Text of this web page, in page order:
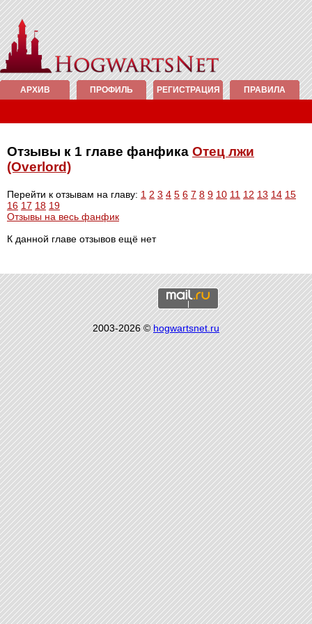
АРХИВ ПРОФИЛЬ РЕГИСТРАЦИЯ ПРАВИЛА
Отзывы к 1 главе фанфика Отец лжи
(Overlord)
Перейти к отзывам на главу: 1 2 3 4 5 6 7 8 9 10 11 12 13 14 15
16 17 18 19
Отзывы на весь фанфик
К данной главе отзывов ещё нет
2003-2026 ©hogwartsnet.ru